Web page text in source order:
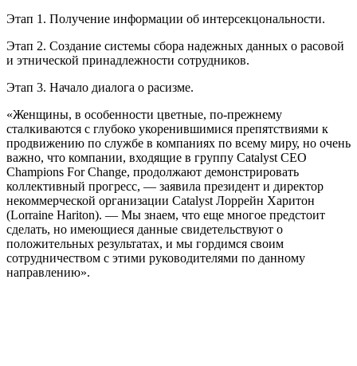
Этап 1. Получение информации об интерсекцональности.
Этап 2. Создание системы сбора надежных данных о расовой
и этнической принадлежности сотрудников.
Этап 3. Начало диалога о расизме.
«Женщины, в особенности цветные, по-прежнему
сталкиваются с глубоко укоренившимися препятствиями к
продвижению по службе в компаниях по всему миру, но очень
важно, что компании, входящие в группу Catalyst CEO
Champions For Change, продолжают демонстрировать
коллективный прогресс, — заявила президент и директор
некоммерческой организации Catalyst Лоррейн Харитон
(Lorraine Hariton). — Мы знаем, что еще многое предстоит
сделать, но имеющиеся данные свидетельствуют о
положительных результатах, и мы гордимся своим
сотрудничеством с этими руководителями по данному
направлению».